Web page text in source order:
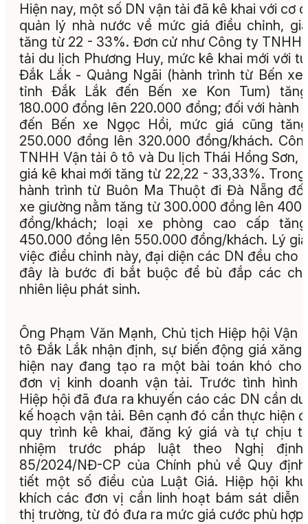
Hiện nay, một số DN vận tải đã kê khai với cơ
quản lý nhà nước về mức giá điều chỉnh,
tăng từ 22 - 33%. Đơn cử như Công ty TNHH
tải du lịch Phương Huy, mức kê khai mới với
Đắk Lắk - Quảng Ngãi (hành trình từ Bến xe
tỉnh Đắk Lắk đến Bến xe Kon Tum)
180.000 đồng lên 220.000 đồng; đối với hành
đến Bến xe Ngọc Hồi, mức giá cũng
250.000 đồng lên 320.000 đồng/khách.
TNHH Vận tải ô tô và Du lịch Thái Hồng Sơn,
giá kê khai mới tăng từ 22,22 - 33,33%.
hành trình từ Buôn Ma Thuột đi Đà Nẵng
xe giường nằm tăng từ 300.000 đồng lên
đồng/khách; loại xe phòng cao cấp
450.000 đồng lên 550.000 đồng/khách. Lý
việc điều chỉnh này, đại diện các DN đều cho
đây là bước đi bắt buộc để bù đắp các
nhiên liệu phát sinh.
Ông Phạm Văn Mạnh, Chủ tịch Hiệp hội Vận
tô Đắk Lắk nhận định, sự biến động giá xăng
hiện nay đang tạo ra một bài toán khó cho
đơn vị kinh doanh vận tải. Trước tình hình
Hiệp hội đã đưa ra khuyến cáo các DN cần
kế hoạch vận tải. Bên cạnh đó cần thực hiện
quy trình kê khai, đăng ký giá và tự chịu
nhiệm trước pháp luật theo Nghị
85/2024/NĐ-CP của Chính phủ về Quy
tiết một số điều của Luật Giá. Hiệp hội
khích các đơn vị cần linh hoạt bám sát diễn
thị trường, từ đó đưa ra mức giá cước phù hợp.